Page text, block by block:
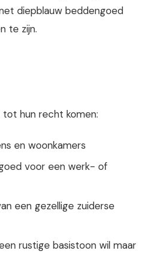
diepblauw beddengoed
te zijn.
hun recht komen:
en woonkamers
voor een werk- of
een gezellige zuiderse
rustige basistoon wil maar